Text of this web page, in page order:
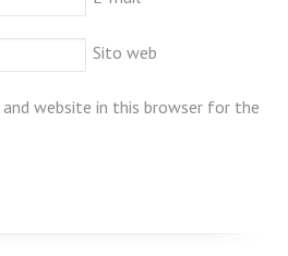
Sito web
and website in this browser for the